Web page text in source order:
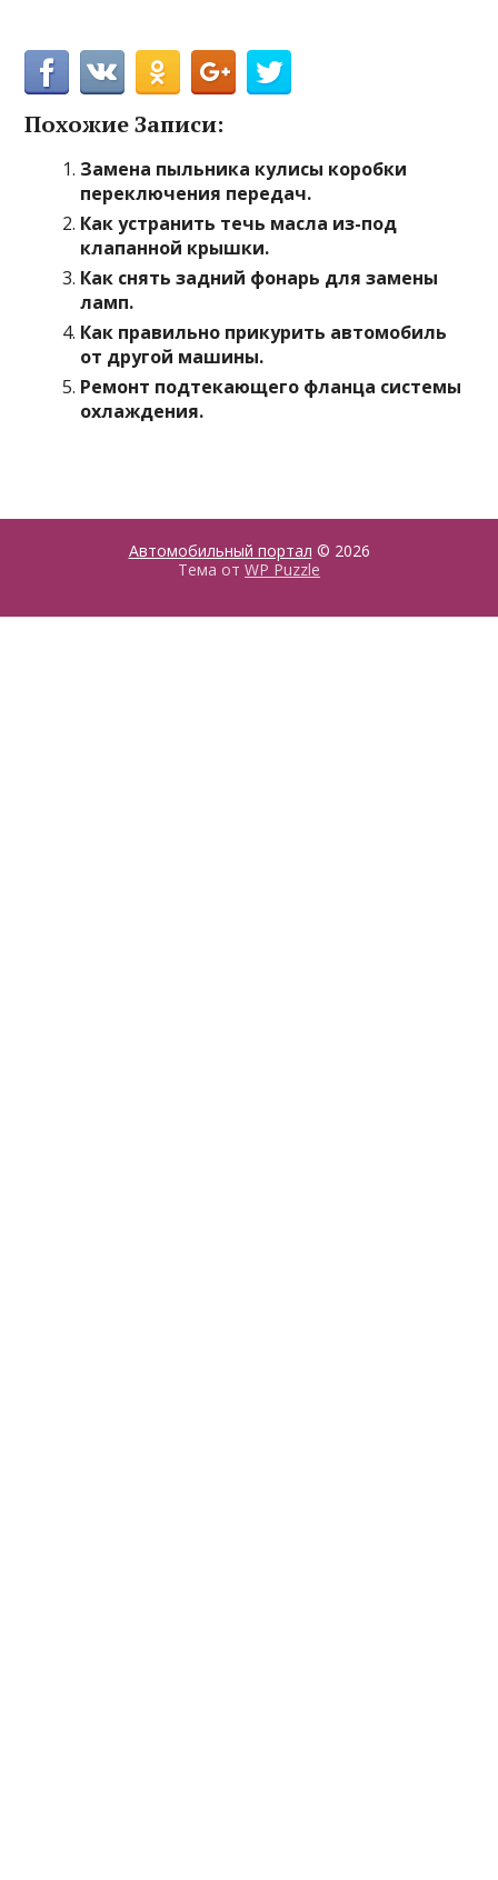
Похожие Записи:
Замена пыльника кулисы коробки
переключения передач.
Как устранить течь масла из-под
клапанной крышки.
Как снять задний фонарь для замены
ламп.
Как правильно прикурить автомобиль
от другой машины.
Ремонт подтекающего фланца системы
охлаждения.
Автомобильный портал © 2026
Тема от WP Puzzle